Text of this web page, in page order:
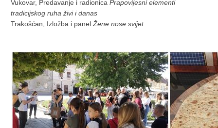
Vukovar, Predavanje i radionicaPrapovijesni elementi
tradicijskog ruha živi i danas
Trakošćan, Izložba i panelŽene nose svijet